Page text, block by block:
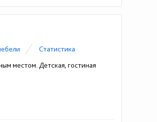
Статистика
местом. Детская, гостиная